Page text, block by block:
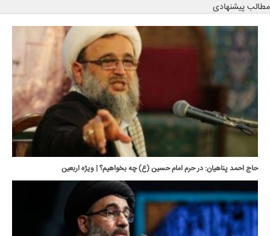
مطالب پیشنهادی
حاج احمد پناهیان: در حرم امام حسین (ع) چه بخواهیم؟ | ویژه اربعین